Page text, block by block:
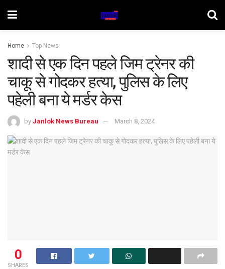
Home Top News
शादी से एक दिन पहले जिम ट्रेनर की
चाकू से गोदकर हत्या, पुलिस के लिए
पहेली बना ये मर्डर केस
by Janlok News Bureau March 8, 2024
0
SHARES